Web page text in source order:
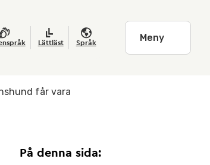
Lättläst Språk Meny
får vara
På denna sida: